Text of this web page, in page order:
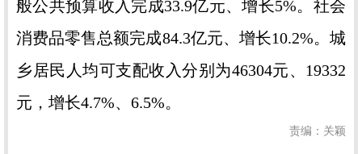
般公共预算收入完成33.9亿元、增长5%。社会
消费品零售总额完成84.3亿元、增长10.2%。城
乡居民人均可支配收入分别为46304元、19332
元，增长4.7%、6.5%。
责编：关颖